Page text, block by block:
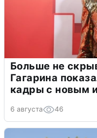
Больше не
Гагарина
кадры с новым
6 августа 46